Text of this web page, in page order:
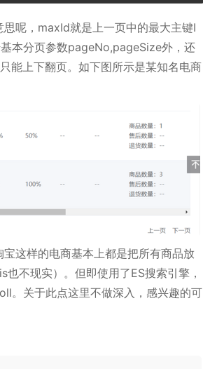
呢，maxId就是上一页中的最大主键I
本分页参数pageNo,pageSize外，还
能上下翻页。如下图所示是某知名电商
这样的电商基本上都是把所有商品放
不现实）。但即使用了ES搜索引擎，
。关于此点这里不做深入，感兴趣的可